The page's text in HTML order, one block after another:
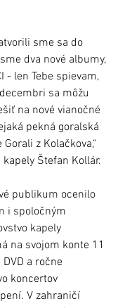
sme sa do
dva nové albumy,
- len Tebe spievam,
sa môžu
na nové vianočné
pekná goralská
z Kolačkova,“
Štefan Kollár.
publikum ocenilo
i spoločným
kapely
na svojom konte 11
a ročne
koncertov
V zahraničí